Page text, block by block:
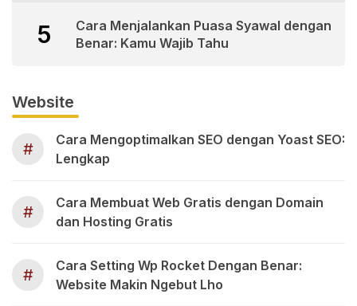
5
Cara Menjalankan Puasa Syawal dengan
Benar: Kamu Wajib Tahu
Website
#
Cara Mengoptimalkan SEO dengan Yoast SEO:
Lengkap
#
Cara Membuat Web Gratis dengan Domain
dan Hosting Gratis
#
Cara Setting Wp Rocket Dengan Benar:
Website Makin Ngebut Lho